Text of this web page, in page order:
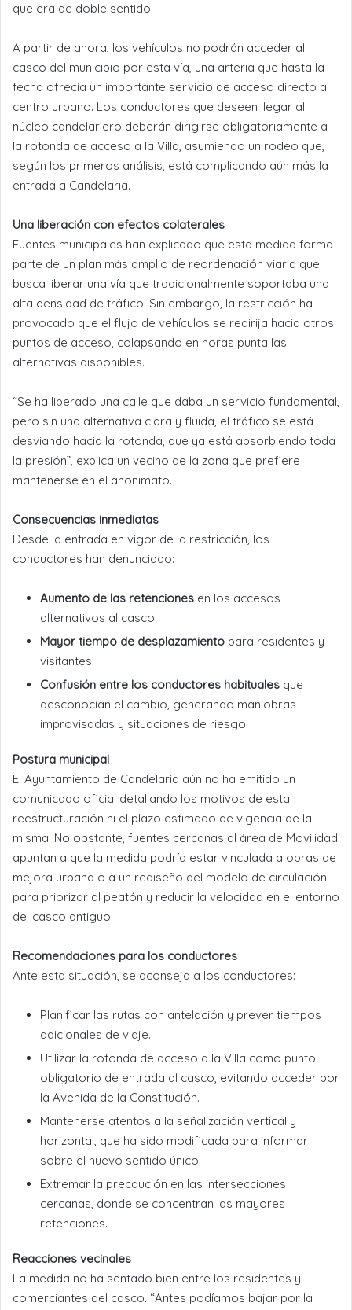
que era de doble sentido.
A partir de ahora, los vehículos no podrán acceder al
casco del municipio por esta vía, una arteria que hasta la
fecha ofrecía un importante servicio de acceso directo al
centro urbano. Los conductores que deseen llegar al
núcleo candelariero deberán dirigirse obligatoriamente a
la rotonda de acceso a la Villa, asumiendo un rodeo que,
según los primeros análisis, está complicando aún más la
entrada a Candelaria.
Una liberación con efectos colaterales
Fuentes municipales han explicado que esta medida forma
parte de un plan más amplio de reordenación viaria que
busca liberar una vía que tradicionalmente soportaba una
alta densidad de tráfico. Sin embargo, la restricción ha
provocado que el flujo de vehículos se redirija hacia otros
puntos de acceso, colapsando en horas punta las
alternativas disponibles.
“Se ha liberado una calle que daba un servicio fundamental,
pero sin una alternativa clara y fluida, el tráfico se está
desviando hacia la rotonda, que ya está absorbiendo toda
la presión”, explica un vecino de la zona que prefiere
mantenerse en el anonimato.
Consecuencias inmediatas
Desde la entrada en vigor de la restricción, los
conductores han denunciado:
Aumento de las retenciones en los accesos
alternativos al casco.
Mayor tiempo de desplazamiento para residentes y
visitantes.
Confusión entre los conductores habituales que
desconocían el cambio, generando maniobras
improvisadas y situaciones de riesgo.
Postura municipal
El Ayuntamiento de Candelaria aún no ha emitido un
comunicado oficial detallando los motivos de esta
reestructuración ni el plazo estimado de vigencia de la
misma. No obstante, fuentes cercanas al área de Movilidad
apuntan a que la medida podría estar vinculada a obras de
mejora urbana o a un rediseño del modelo de circulación
para priorizar al peatón y reducir la velocidad en el entorno
del casco antiguo.
Recomendaciones para los conductores
Ante esta situación, se aconseja a los conductores:
Planificar las rutas con antelación y prever tiempos
adicionales de viaje.
Utilizar la rotonda de acceso a la Villa como punto
obligatorio de entrada al casco, evitando acceder por
la Avenida de la Constitución.
Mantenerse atentos a la señalización vertical y
horizontal, que ha sido modificada para informar
sobre el nuevo sentido único.
Extremar la precaución en las intersecciones
cercanas, donde se concentran las mayores
retenciones.
Reacciones vecinales
La medida no ha sentado bien entre los residentes y
comerciantes del casco. “Antes podíamos bajar por la